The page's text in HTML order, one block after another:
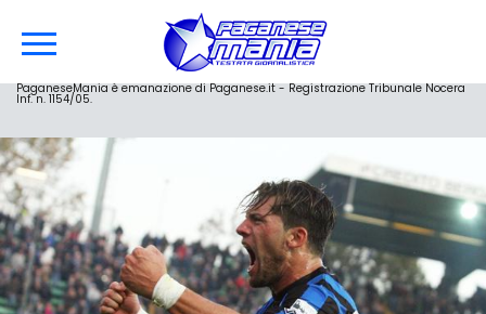
PaganeseMania è emanazione di Paganese.it - Registrazione Tribunale Nocera
Inf. n. 1154/05.